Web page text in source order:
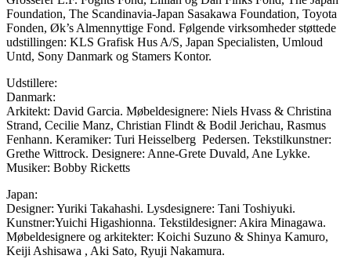
Foundation, The Scandinavia-Japan Sasakawa Foundation, Toyota
Fonden, Øk’s Almennyttige Fond. Følgende virksomheder støttede
udstillingen: KLS Grafisk Hus A/S, Japan Specialisten, Umloud
Untd, Sony Danmark og Stamers Kontor.
Udstillere:
Danmark:
Arkitekt: David Garcia. Møbeldesignere: Niels Hvass & Christina
Strand, Cecilie Manz, Christian Flindt & Bodil Jerichau, Rasmus
Fenhann. Keramiker: Turi Heisselberg Pedersen. Tekstilkunstner:
Grethe Wittrock. Designere: Anne-Grete Duvald, Ane Lykke.
Musiker: Bobby Ricketts
Japan:
Designer: Yuriki Takahashi. Lysdesignere: Tani Toshiyuki.
Kunstner:Yuichi Higashionna. Tekstildesigner: Akira Minagawa.
Møbeldesignere og arkitekter: Koichi Suzuno & Shinya Kamuro,
Keiji Ashisawa , Aki Sato, Ryuji Nakamura.